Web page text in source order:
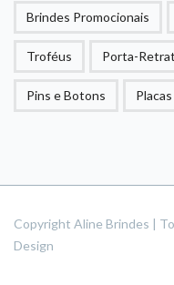
Brindes Promocionais
Troféus Porta-
Pins e Botons
Copyright Aline Brindes |
Design